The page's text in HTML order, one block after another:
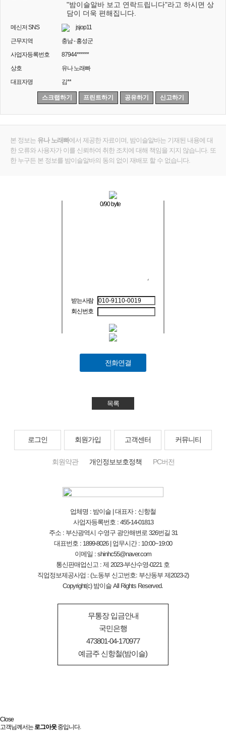
"밤이슬알바 보고 연락드립니다"라고 하시면 상
담이 더욱 편해집니다.
메신저 SNS
jsjop11
근무지역
충남 - 홍성군
사업자등록번호
87944******
상호
유나 노래빠
대표자명
김**
스크랩하기 프린트하기 공유하기 신고하기
본 정보는 유나 노래빠에서 제공한 자료이며, 밤이슬알바는 기재된 내용에 대
한 오류와 사용자가 이를 신뢰하여 취한 조치에 대해 책임을 지지 않습니다. 또
한 누구든 본 정보를 밤이슬알바의 동의 없이 재배포 할 수 없습니다.
0/90 byte
받는사람
회신번호
전화연결
목록
로그인 회원가입 고객센터 커뮤니티
회원약관 개인정보보호정책 PC버전
업체명 : 밤이슬 | 대표자 : 신항철
사업자등록번호 : 455-14-01813
주소 : 부산광역시 수영구 광안해변로 326번길 31
대표번호 : 1899-8026 | 업무시간 : 10:00~19:00
이메일 : shinhc55@naver.com
통신판매업신고 : 제 2023-부산수영-0221 호
직업정보제공사업 : (노동부 신고번호: 부산동부 제2023-2)
Copyright(c) 밤이슬 All Rights Reserved.
무통장 입금안내
국민은행
473801-04-170977
예금주 신항철(밤이슬)
Close
고객님께서는로그아웃중입니다.